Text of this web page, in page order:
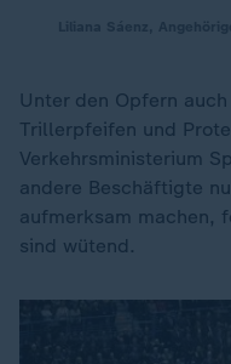
Unter den Opfern
Trillerpfeifen und
Verkehrsministerium
andere Beschäftigte
aufmerksam machen,
sind wütend.